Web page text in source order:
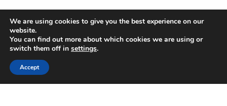
We are using cookies to give you the best experience on our
website.
You can find out more about which cookies we are using or
switch them off in settings.
Accept